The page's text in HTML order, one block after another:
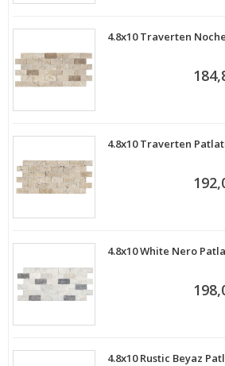
4.8x10 Traverten
4.8x10 Traverten
4.8x10 White Nero
4.8x10 Rustic Beyaz